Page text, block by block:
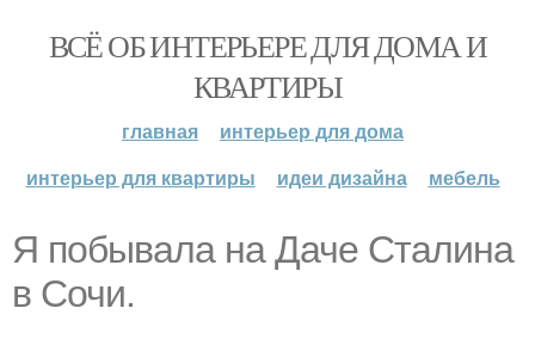
ВСЁ ОБ ИНТЕРЬЕРЕ ДЛЯ ДОМА И
КВАРТИРЫ
главная
интерьер для дома
интерьер для квартиры
идеи дизайна мебель
Я побывала на Даче Сталина
в Сочи.